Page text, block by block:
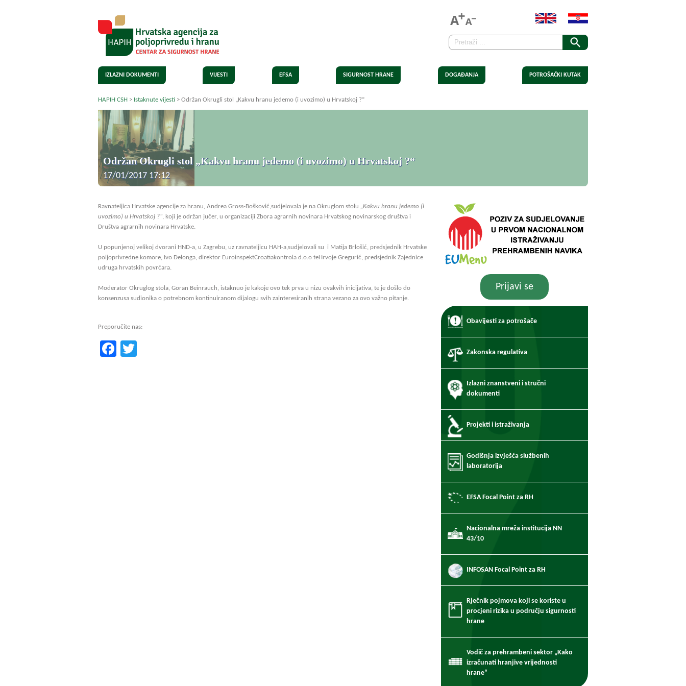
IZLAZNI DOKUMENTI VIJESTI EFSA SIGURNOST HRANE DOGAĐANJA POTROŠAČKI KUTAK
HAPIH CSH > Istaknute vijesti > Održan Okrugli stol „Kakvu hranu jedemo (i uvozimo) u Hrvatskoj ?“
Održan Okrugli stol „Kakvu hranu jedemo (i uvozimo) u Hrvatskoj ?“
17/01/2017 17:12
Ravnateljica Hrvatske agencije za hranu, Andrea Gross-Bošković,sudjelovala je na Okruglom stolu „Kakvu hranu jedemo (i
uvozimo) u Hrvatskoj ?“, koji je održan jučer, u organizaciji Zbora agrarnih novinara Hrvatskog novinarskog društva i
Društva agrarnih novinara Hrvatske.
U popunjenoj velikoj dvorani HND-a, u Zagrebu, uz ravnateljicu HAH-a,sudjelovali su i Matija Brlošić, predsjednik Hrvatske
poljoprivredne komore, Ivo Delonga, direktor EuroinspektCroatiakontrola d.o.o teHrvoje Gregurić, predsjednik Zajednice
udruga hrvatskih povrćara.
Moderator Okruglog stola, Goran Beinrauch, istaknuo je kakoje ovo tek prva u nizu ovakvih inicijativa, te je došlo do
konsenzusa sudionika o potrebnom kontinuiranom dijalogu svih zainteresiranih strana vezano za ovo važno pitanje.
Preporučite nas:
Facebook
Prijavi se
Obavijesti za potrošače
Zakonska regulativa
Izlazni znanstveni i stručni
dokumenti
Projekti i istraživanja
Godišnja izvješća službenih
laboratorija
EFSA Focal Point za RH
Nacionalna mreža institucija NN
43/10
INFOSAN Focal Point za RH
Rječnik pojmova koji se koriste u
procjeni rizika u području sigurnosti
hrane
Vodič za prehrambeni sektor „Kako
izračunati hranjive vrijednosti
hrane“